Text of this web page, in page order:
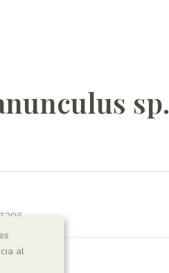
sp.
al